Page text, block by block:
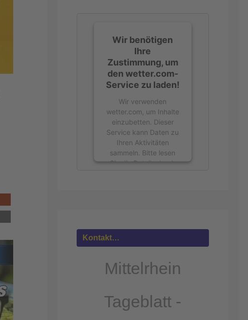
Wir benötigen
Ihre
Zustimmung, um
den wetter.com-
Service zu laden!
Wir verwenden
wetter.com, um Inhalte
einzubetten. Dieser
Service kann Daten zu
Ihren Aktivitäten
sammeln. Bitte lesen
Sie die Details durch
Informationen
powered by
& eRecht24
Kontakt…
Mittelrhein
Tageblatt -